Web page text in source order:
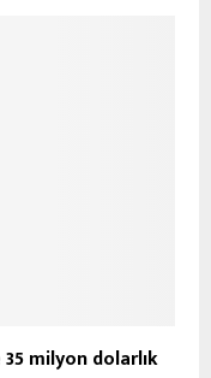
milyon dolarlık